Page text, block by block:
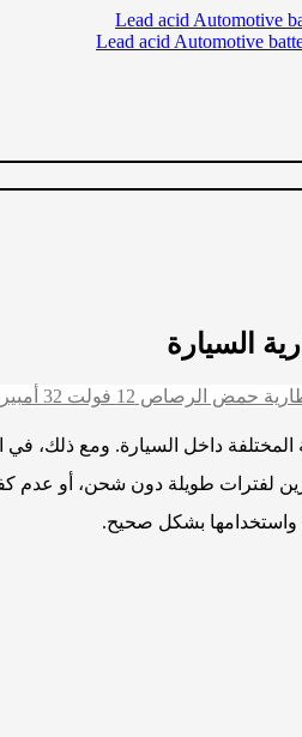
Lead acid Automotive
السيارة
حمض الرصاص 12 فولت 32 أمبير
داخل السيارة. ومع ذلك، في
لفترات طويلة دون شحن، أو عدم
واستخدامها بشكل صحيح.